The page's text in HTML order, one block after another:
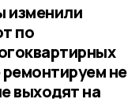
изменили
по
не
выходят на